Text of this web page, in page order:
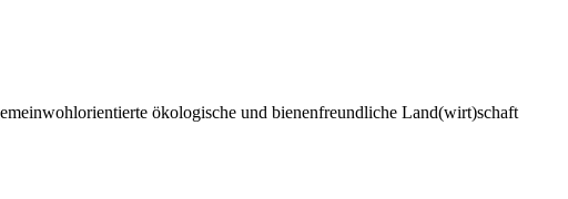
ökologische und bienenfreundliche Land(wirt)schaft